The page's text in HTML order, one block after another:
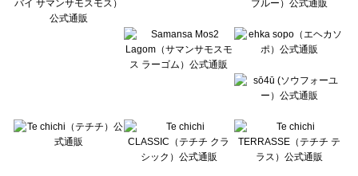
Wpc.（ワールドパーティー）のシャツ・ブラウス一覧